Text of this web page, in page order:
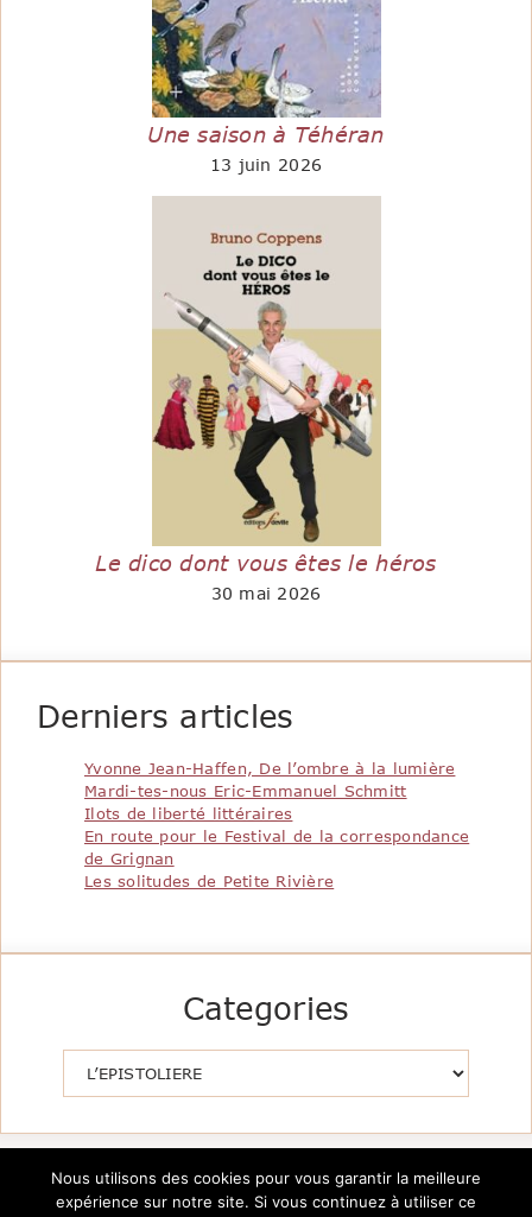
Une saison à Téhéran
13 juin 2026
Le dico dont vous êtes le héros
30 mai 2026
Derniers articles
Yvonne Jean-Haffen, De l’ombre à la lumière
Mardi-tes-nous Eric-Emmanuel Schmitt
Ilots de liberté littéraires
En route pour le Festival de la correspondance
de Grignan
Les solitudes de Petite Rivière
Categories
Nous utilisons des cookies pour vous garantir la meilleure
expérience sur notre site. Si vous continuez à utiliser ce